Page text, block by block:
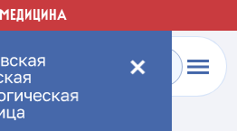
✕
Отделения больницы